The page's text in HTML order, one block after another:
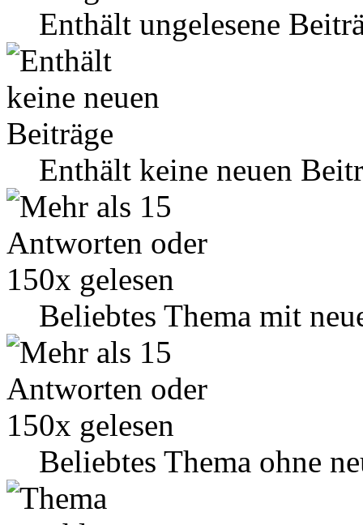
Enthält ungelesene
Enthält keine neuen
Beliebtes Thema mit
Beliebtes Thema ohne